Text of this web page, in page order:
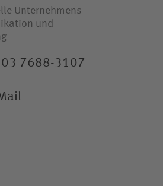
Unternehmens­
und
7688-3107